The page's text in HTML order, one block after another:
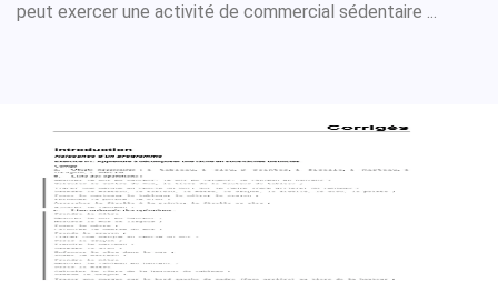
peut exercer une activité de commercial sédentaire ...